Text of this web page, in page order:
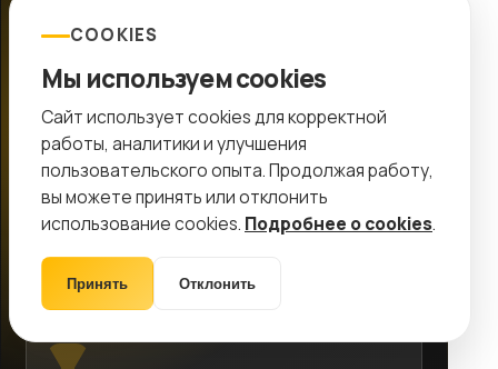
Перед стартом
остается понятная
карта действий
Собираем выводы страницы в короткую схему:
что проверяем, что внедряем и какой
следующий шаг нужен проекту.
Landing
COOKIES
Мы используем cookies
Сайт использует cookies для корректной
работы, аналитики и улучшения
пользовательского опыта. Продолжая работу,
вы можете принять или отклонить
использование cookies. Подробнее о cookies.
Принять Отклонить